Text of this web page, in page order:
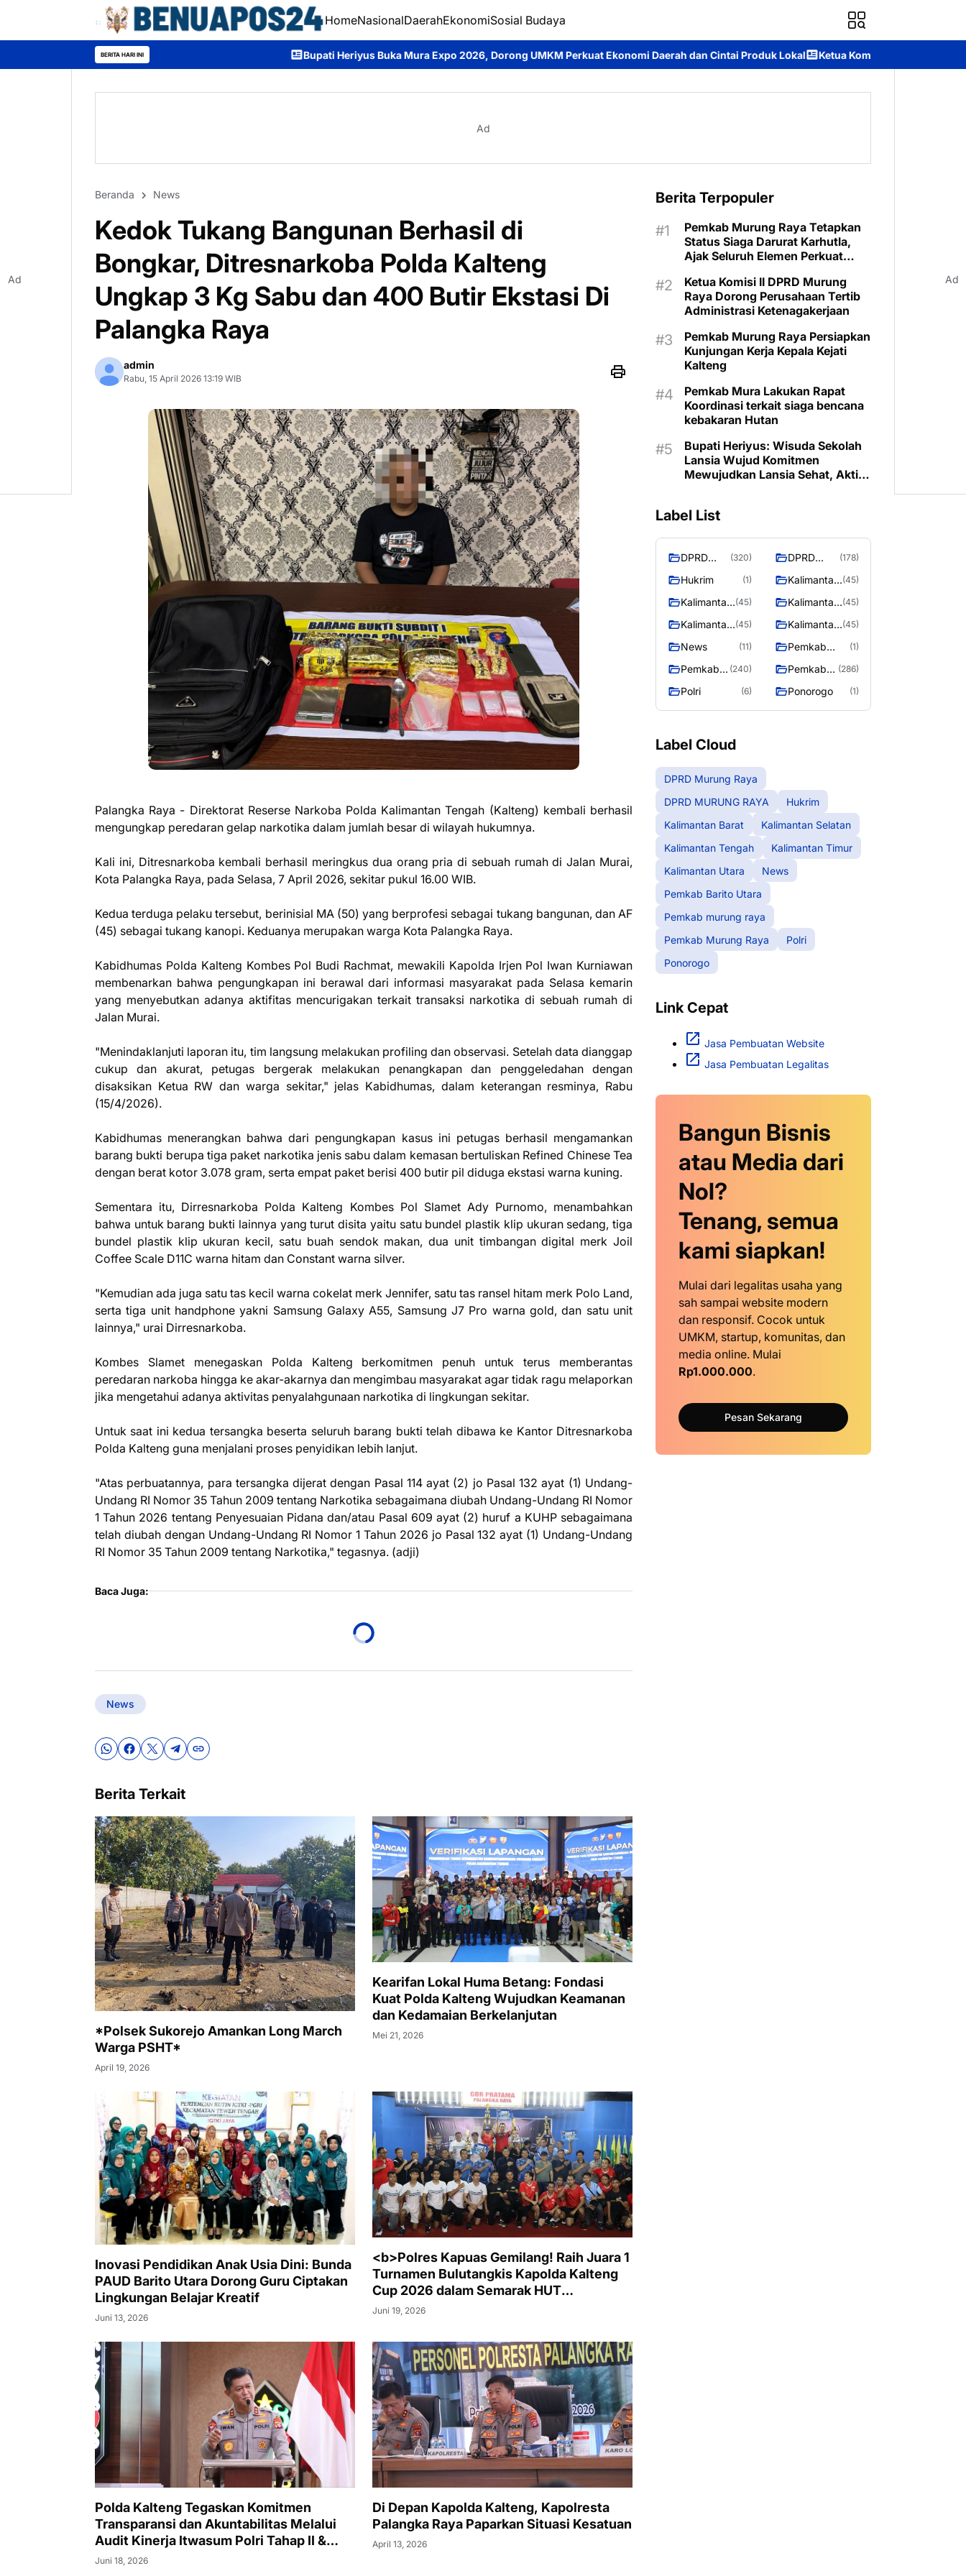
HomeNasionalDaerahEkonomiSosial Budaya
BERITA HARI INI Bupati Heriyus Buka Mura Expo 2026, Dorong UMKM Perkuat Ekonomi Daerah dan Cintai Produk Lokal Ketua Komisi II DPRD Murung Raya: Apresiasi
Ad
Beranda News
Kedok Tukang Bangunan Berhasil di
Bongkar, Ditresnarkoba Polda Kalteng
Ungkap 3 Kg Sabu dan 400 Butir Ekstasi Di
Palangka Raya
admin
Rabu, 15 April 2026 13:19 WIB
Palangka Raya - Direktorat Reserse Narkoba Polda Kalimantan Tengah (Kalteng) kembali berhasil
mengungkap peredaran gelap narkotika dalam jumlah besar di wilayah hukumnya.
Kali ini, Ditresnarkoba kembali berhasil meringkus dua orang pria di sebuah rumah di Jalan Murai,
Kota Palangka Raya, pada Selasa, 7 April 2026, sekitar pukul 16.00 WIB.
Kedua terduga pelaku tersebut, berinisial MA (50) yang berprofesi sebagai tukang bangunan, dan AF
(45) sebagai tukang kanopi. Keduanya merupakan warga Kota Palangka Raya.
Kabidhumas Polda Kalteng Kombes Pol Budi Rachmat, mewakili Kapolda Irjen Pol Iwan Kurniawan
membenarkan bahwa pengungkapan ini berawal dari informasi masyarakat pada Selasa kemarin
yang menyebutkan adanya aktifitas mencurigakan terkait transaksi narkotika di sebuah rumah di
Jalan Murai.
"Menindaklanjuti laporan itu, tim langsung melakukan profiling dan observasi. Setelah data dianggap
cukup dan akurat, petugas bergerak melakukan penangkapan dan penggeledahan dengan
disaksikan Ketua RW dan warga sekitar," jelas Kabidhumas, dalam keterangan resminya, Rabu
(15/4/2026).
Kabidhumas menerangkan bahwa dari pengungkapan kasus ini petugas berhasil mengamankan
barang bukti berupa tiga paket narkotika jenis sabu dalam kemasan bertuliskan Refined Chinese Tea
dengan berat kotor 3.078 gram, serta empat paket berisi 400 butir pil diduga ekstasi warna kuning.
Sementara itu, Dirresnarkoba Polda Kalteng Kombes Pol Slamet Ady Purnomo, menambahkan
bahwa untuk barang bukti lainnya yang turut disita yaitu satu bundel plastik klip ukuran sedang, tiga
bundel plastik klip ukuran kecil, satu buah sendok makan, dua unit timbangan digital merk Joil
Coffee Scale D11C warna hitam dan Constant warna silver.
"Kemudian ada juga satu tas kecil warna cokelat merk Jennifer, satu tas ransel hitam merk Polo Land,
serta tiga unit handphone yakni Samsung Galaxy A55, Samsung J7 Pro warna gold, dan satu unit
lainnya," urai Dirresnarkoba.
Kombes Slamet menegaskan Polda Kalteng berkomitmen penuh untuk terus memberantas
peredaran narkoba hingga ke akar-akarnya dan mengimbau masyarakat agar tidak ragu melaporkan
jika mengetahui adanya aktivitas penyalahgunaan narkotika di lingkungan sekitar.
Untuk saat ini kedua tersangka beserta seluruh barang bukti telah dibawa ke Kantor Ditresnarkoba
Polda Kalteng guna menjalani proses penyidikan lebih lanjut.
"Atas perbuatannya, para tersangka dijerat dengan Pasal 114 ayat (2) jo Pasal 132 ayat (1) Undang-
Undang RI Nomor 35 Tahun 2009 tentang Narkotika sebagaimana diubah Undang-Undang RI Nomor
1 Tahun 2026 tentang Penyesuaian Pidana dan/atau Pasal 609 ayat (2) huruf a KUHP sebagaimana
telah diubah dengan Undang-Undang RI Nomor 1 Tahun 2026 jo Pasal 132 ayat (1) Undang-Undang
RI Nomor 35 Tahun 2009 tentang Narkotika," tegasnya. (adji)
Baca Juga:
News
Berita Terkait
*Polsek Sukorejo Amankan Long March
Warga PSHT*
April 19, 2026
Kearifan Lokal Huma Betang: Fondasi
Kuat Polda Kalteng Wujudkan Keamanan
dan Kedamaian Berkelanjutan
Mei 21, 2026
Inovasi Pendidikan Anak Usia Dini: Bunda
PAUD Barito Utara Dorong Guru Ciptakan
Lingkungan Belajar Kreatif
Juni 13, 2026
<b>Polres Kapuas Gemilang! Raih Juara 1
Turnamen Bulutangkis Kapolda Kalteng
Cup 2026 dalam Semarak HUT
Bhayangkara ke-80</b>
Juni 19, 2026
Polda Kalteng Tegaskan Komitmen
Transparansi dan Akuntabilitas Melalui
Audit Kinerja Itwasum Polri Tahap II &
ADTT PNBP/BLU TA 2026
Juni 18, 2026
Di Depan Kapolda Kalteng, Kapolresta
Palangka Raya Paparkan Situasi Kesatuan
April 13, 2026
Berita Terpopuler
Pemkab Murung Raya Tetapkan
Status Siaga Darurat Karhutla,
Ajak Seluruh Elemen Perkuat
Ketua Komisi II DPRD Murung
Raya Dorong Perusahaan Tertib
Administrasi Ketenagakerjaan
Pemkab Murung Raya Persiapkan
Kunjungan Kerja Kepala Kejati
Kalteng
Pemkab Mura Lakukan Rapat
Koordinasi terkait siaga bencana
kebakaran Hutan
Bupati Heriyus: Wisuda Sekolah
Lansia Wujud Komitmen
Mewujudkan Lansia Sehat, Aktif,
Label List
DPRD
Raya
(320)
DPRD
RAYA
(178)
Hukrim (1)
Kalimantan (45)
Kalimantan (45)
Kalimantan (45)
Kalimantan (45)
Kalimantan (45)
News (11)
Pemkab
Barito Utara
(1)
Pemkab
raya
(240)
Pemkab
Raya
(286)
Polri (6) Ponorogo (1)
Label Cloud
DPRD Murung Raya
DPRD MURUNG RAYA
Hukrim
Kalimantan Barat
Kalimantan Selatan
Kalimantan Tengah
Kalimantan Timur
Kalimantan Utara
News
Pemkab Barito Utara
Pemkab murung raya
Pemkab Murung Raya
Polri
Ponorogo
Link Cepat
Jasa Pembuatan Website
Jasa Pembuatan Legalitas
Bangun Bisnis
atau Media dari
Nol?
Tenang, semua
kami siapkan!
Mulai dari legalitas usaha yang
sah sampai website modern
dan responsif. Cocok untuk
UMKM, startup, komunitas, dan
media online. Mulai
Rp1.000.000.
Pesan Sekarang
Ad Ad